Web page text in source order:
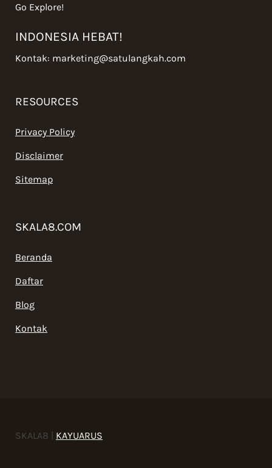
Go Explore!
INDONESIA HEBAT!
Kontak: marketing@satulangkah.com
RESOURCES
Privacy Policy
Disclaimer
Sitemap
SKALA8.COM
Beranda
Daftar
Blog
Kontak
SKALA8 | KAYUARUS